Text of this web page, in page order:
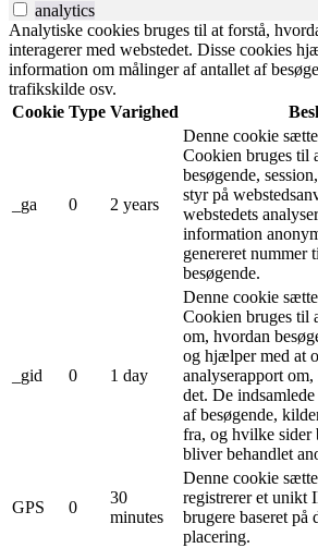
analytics
Analytiske cookies bruges til at forstå,
interagerer med webstedet. Disse cookies
information om målinger af antallet af
trafikskilde osv.
Cookie Type Varighed
_ga 0 2 years
Denne cookie
Cookien bruges til
besøgende,
styr på
webstedets
information
genereret nummer
besøgende.
_gid 0 1 day
Denne cookie
Cookien bruges til
om, hvordan
og hjælper med at
analyserapport
det. De
af besøgende,
fra, og hvilke sider
bliver behandlet
GPS 0
30
minutes
Denne cookie
registrerer et unikt
brugere baseret på
placering.